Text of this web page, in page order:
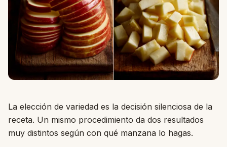
La elección de variedad es la decisión silenciosa de la
receta. Un mismo procedimiento da dos resultados
muy distintos según con qué manzana lo hagas.